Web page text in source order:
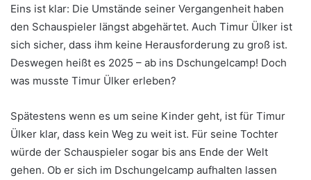
Eins ist klar: Die Umstände seiner Vergangenheit haben
den Schauspieler längst abgehärtet. Auch Timur Ülker ist
sich sicher, dass ihm keine Herausforderung zu groß ist.
Deswegen heißt es 2025 – ab ins Dschungelcamp! Doch
was musste Timur Ülker erleben?
Spätestens wenn es um seine Kinder geht, ist für Timur
Ülker klar, dass kein Weg zu weit ist. Für seine Tochter
würde der Schauspieler sogar bis ans Ende der Welt
gehen. Ob er sich im Dschungelcamp aufhalten lassen